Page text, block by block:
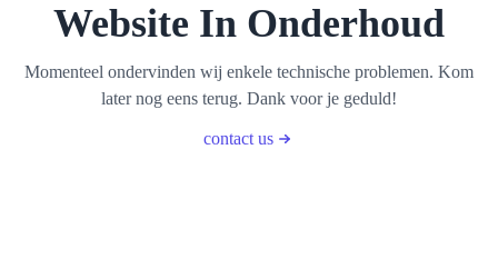
Website In Onderhoud
Momenteel ondervinden wij enkele technische problemen. Kom
later nog eens terug. Dank voor je geduld!
contact us